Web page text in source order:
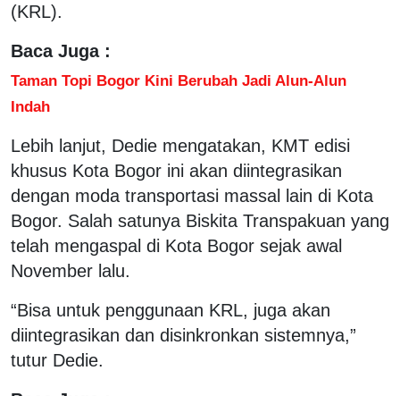
(KRL).
Baca Juga :
Taman Topi Bogor Kini Berubah Jadi Alun-Alun
Indah
Lebih lanjut, Dedie mengatakan, KMT edisi
khusus Kota Bogor ini akan diintegrasikan
dengan moda transportasi massal lain di Kota
Bogor. Salah satunya Biskita Transpakuan yang
telah mengaspal di Kota Bogor sejak awal
November lalu.
“Bisa untuk penggunaan KRL, juga akan
diintegrasikan dan disinkronkan sistemnya,”
tutur Dedie.